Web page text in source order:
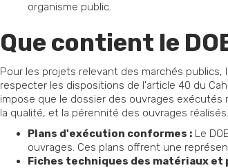
organisme public.
Que contient le
Pour les projets relevant des marchés
respecter les dispositions de l'article 40 du
impose que le dossier des ouvrages
la qualité, et la pérennité des ouvrages réalisés.
Plans d'exécution conformes : Le
ouvrages. Ces plans offrent une
Fiches techniques des matériaux et